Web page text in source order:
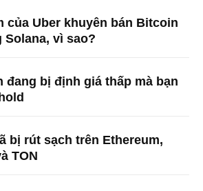
của Uber khuyên bán Bitcoin
Solana, vì sao?
đang bị định giá thấp mà bạn
bị rút sạch trên Ethereum,
TON